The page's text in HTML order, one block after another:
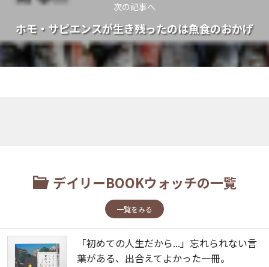
次の記事へ
ホモ・サピエンスが生き残ったのは魚食のおかげ
デイリーBOOKウォッチの一覧
一覧をみる
「初めての人生だから...」忘れられない言
葉がある、出合えてよかった一冊。